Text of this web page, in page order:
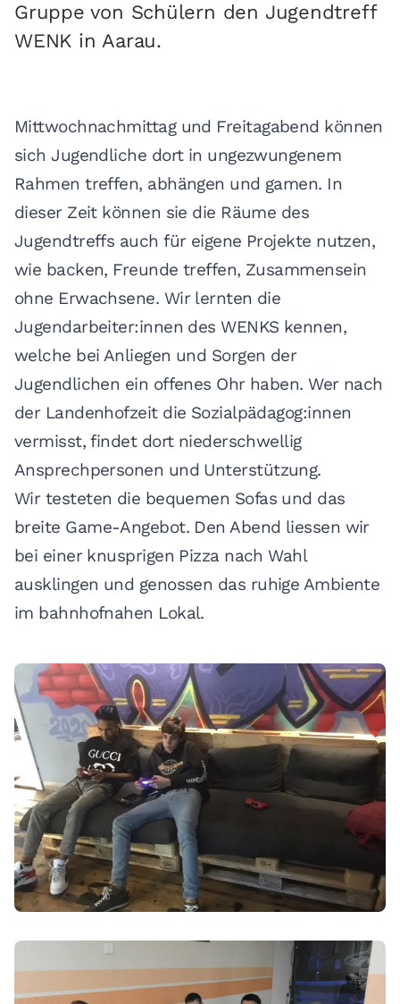
Gruppe von Schülern den Jugendtreff
WENK in Aarau.
Mittwochnachmittag und Freitagabend können
sich Jugendliche dort in ungezwungenem
Rahmen treffen, abhängen und gamen. In
dieser Zeit können sie die Räume des
Jugendtreffs auch für eigene Projekte nutzen,
wie backen, Freunde treffen, Zusammensein
ohne Erwachsene. Wir lernten die
Jugendarbeiter:innen des WENKS kennen,
welche bei Anliegen und Sorgen der
Jugendlichen ein offenes Ohr haben. Wer nach
der Landenhofzeit die Sozialpädagog:innen
vermisst, findet dort niederschwellig
Ansprechpersonen und Unterstützung.
Wir testeten die bequemen Sofas und das
breite Game-Angebot. Den Abend liessen wir
bei einer knusprigen Pizza nach Wahl
ausklingen und genossen das ruhige Ambiente
im bahnhofnahen Lokal.